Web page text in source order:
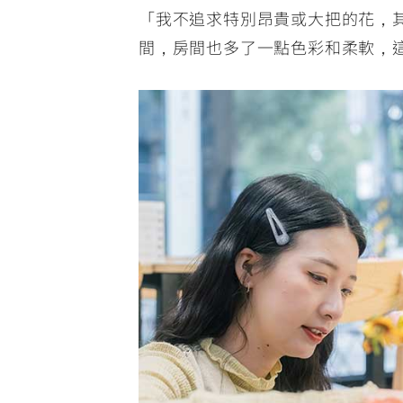
「我不追求特別昂貴或大把的花
間，房間也多了一點色彩和柔軟，